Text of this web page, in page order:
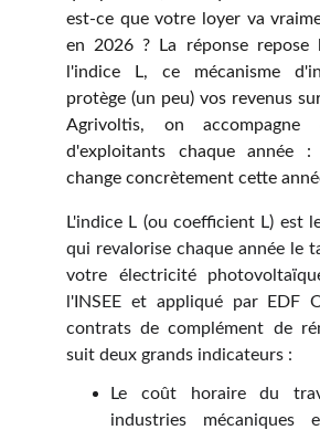
est-ce que votre loyer va
en 2026 ? La réponse repose
l'indice L, ce mécanisme
protège (un peu) vos revenus
Agrivoltis, on accompagne
d'exploitants chaque année
change concrètement cette
L'indice L (ou coefficient L) est
qui revalorise chaque année le
votre électricité
l'INSEE et appliqué par EDF
contrats de complément de
suit deux grands indicateurs :
Le coût horaire du
industries mécaniques